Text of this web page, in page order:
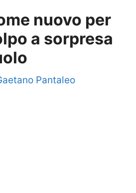
nuovo per
a sorpresa
Pantaleo